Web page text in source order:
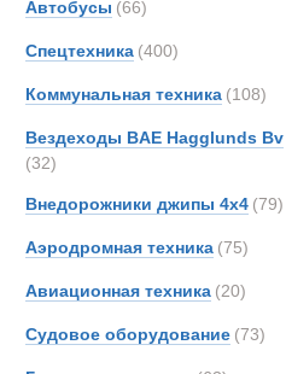
Автобусы (66)
Спецтехника (400)
Коммунальная техника (108)
Вездеходы BAE Hagglunds Bv
(32)
Внедорожники джипы 4х4 (79)
Аэродромная техника (75)
Авиационная техника (20)
Судовое оборудование (73)